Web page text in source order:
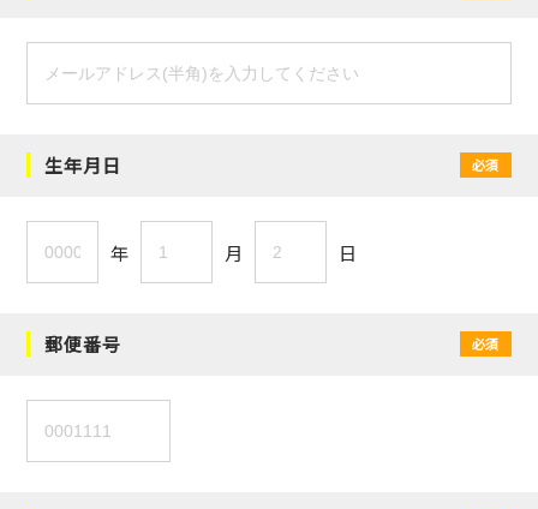
生年月日 必須
年 月 日
郵便番号 必須